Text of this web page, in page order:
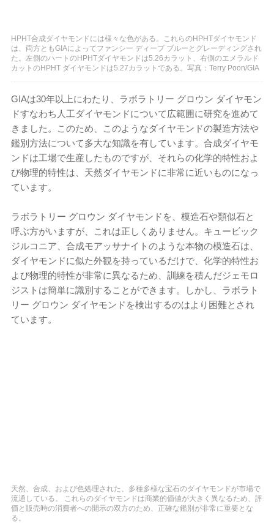
HPHT合成ダイヤモンドには様々な色がある。これらのHPHTダイヤモンド
は、両方ともGIAによってファンシー ディープ ブルーとグレーディングされ
た。左側のハートのHPHTダイヤモンドは5.26カラット、右側のエメラルド
カットのHPHT ダイヤモンドは5.27カラットである。写真：Terry Poon/GIA
GIAは30年以上にわたり、ラボラトリー グロウン ダイヤモン
ドすなわち人工ダイヤモンドについて広範囲に研究を進めて
きました。このため、このようなダイヤモンドの製造方法や
鑑別方法について多大な知識を有しています。合成ダイヤモ
ンドは工場で生産したものですが、それらの化学的特性およ
び物理的特性は、天然ダイヤモンドに非常に近いものになっ
ています。
ラボラトリー グロウン ダイヤモンドを、模造石や類似石と
呼ぶ方がいますが、これは正しくありません。キュービック
ジルコニア、合成モアッサナイトのような本物の模造石は、
ダイヤモンドに似た外観を持っているだけで、化学的特性お
よび物理的特性が非常に異なるため、訓練を積んだジェモロ
ジストは簡単に識別することができます。しかし、ラボラト
リー グロウン ダイヤモンドを検出するのはより困難とされ
ています。
天然、合成、および色処理された、多種多様な宝石のダイヤモンドが市場で
流通している。 これらのダイヤモンドは商業的価値が大きく異なるため、評
価と販売時の消費者への開示の双方のため、正確な鑑別が非常に重要とな
る。